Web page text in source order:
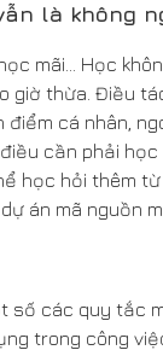
là không
mãi… Học
giờ thừa. Điều
điểm cá nhân,
cần phải
học hỏi thêm
án mã nguồn
số các quy tắc
trong công